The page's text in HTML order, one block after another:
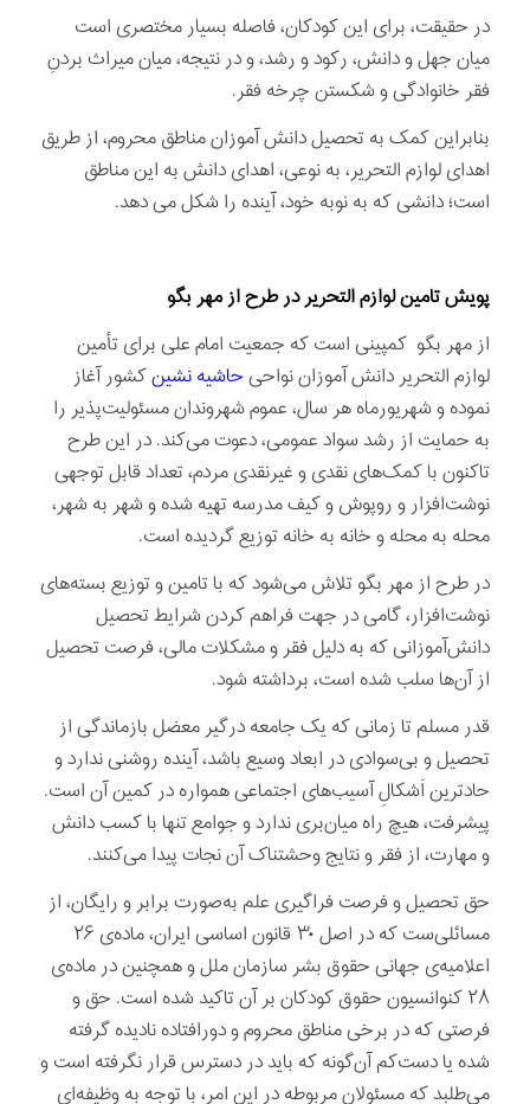
در حقیقت، برای این کودکان، فاصله بسیار مختصری است
میان جهل و دانش، رکود و رشد، و در نتیجه، میان میراث بردنِ
فقر خانوادگی و شکستن چرخه فقر.
بنابراین کمک به تحصیل دانش آموزان مناطق محروم، از طریق
اهدای لوازم التحریر، به نوعی، اهدای دانش به این مناطق
است؛ دانشی که به نوبه خود، آینده را شکل می دهد.
پویش تامین لوازم التحریر در طرح از مهر بگو
از مهر بگو کمپینی است که جمعیت امام علی برای تأمین
لوازم التحریر دانش آموزان نواحیحاشیه نشینکشور آغاز
نموده و شهریورماه هر سال، عموم شهروندان مسئولیت‌پذیر را
به حمایت از رشد سواد عمومی، دعوت می‌کند. در این طرح
تاکنون با کمک‌های نقدی و غیرنقدی مردم، تعداد قابل توجهی
نوشت‌افزار و روپوش و کیف مدرسه تهیه شده و شهر به شهر،
محله به محله و خانه به خانه توزیع گردیده است.
در طرح از مهر بگو تلاش می‌شود که با تامین و توزیع بسته‌های
نوشت‌افزار، گامی در جهت فراهم کردن شرایط تحصیل
دانش‌آموزانی که به دلیل فقر و مشکلات مالی، فرصت تحصیل
از آن‌ها سلب شده است، برداشته شود.
قدر مسلم تا زمانی که یک جامعه درگیر معضل بازماندگی از
تحصیل و بی‌سوادی در ابعاد وسیع باشد، آینده روشنی ندارد و
حادترین اَشکالِ آسیب‌های اجتماعی همواره در کمین آن است.
پیشرفت، هیچ راه میان‌بری ندارد و جوامع تنها با کسب دانش
و مهارت، از فقر و نتایج وحشتناک آن نجات پیدا می‌کنند.
حق تحصیل و فرصت فراگیری علم به‌صورت برابر و رایگان، از
مسائلی‌ست که در اصل ۳۰ قانون اساسی ایران، ماده‌ی ۲۶
اعلامیه‌ی جهانی حقوق بشر سازمان ملل و همچنین در ماده‌ی
۲۸ کنوانسیون حقوق کودکان بر آن تاکید شده است. حق و
فرصتی که در برخی مناطق محروم و دورافتاده نادیده‌ گرفته
شده یا دست‌کم آن‌گونه که باید در دسترس قرار نگرفته است و
می‌طلبد که مسئولان مربوطه در این امر، با توجه به وظیفه‌ای